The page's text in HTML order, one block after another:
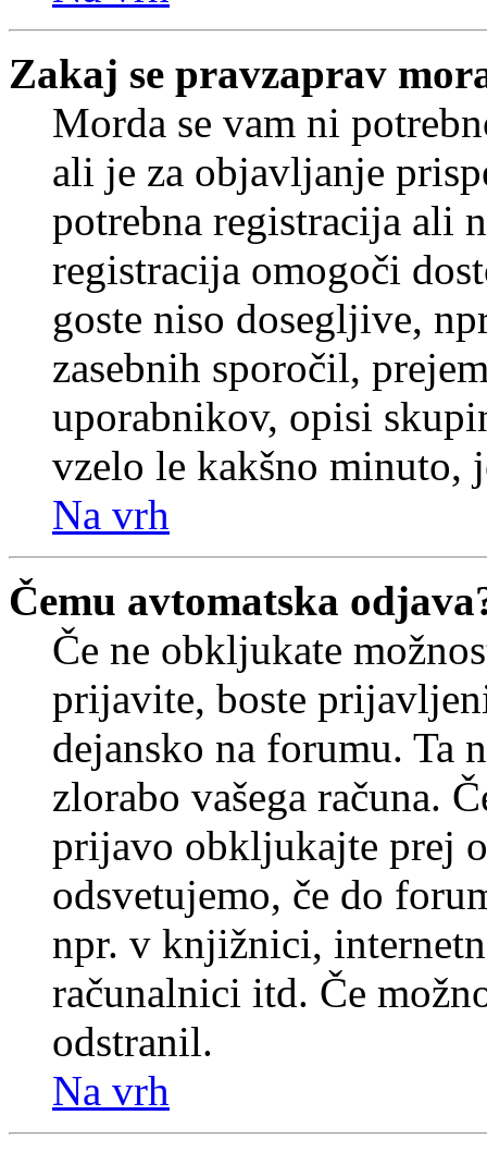
Zakaj se pravzaprav
Morda se vam ni
ali je za objavljanje
potrebna registracija ali
registracija omogoči
goste niso dosegljive,
zasebnih sporočil,
uporabnikov, opisi
vzelo le kakšno minuto,
Na vrh
Čemu avtomatska
Če ne obkljukate
prijavite, boste
dejansko na forumu. Ta
zlorabo vašega računa.
prijavo obkljukajte prej
odsvetujemo, če do
npr. v knjižnici,
računalnici itd. Če
odstranil.
Na vrh